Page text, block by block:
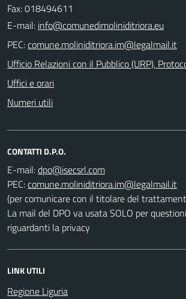
Fax: 018494611
E-mail:
PEC:
Ufficio Relazioni con il Pubblico (URP),
Uffici e orari
Numeri utili
CONTATTI D.P.O.
E-mail:
PEC:
(per comunicare con il titolare del
La mail del DPO va usata SOLO per questioni
riguardanti la privacy
LINK UTILI
Regione Liguria